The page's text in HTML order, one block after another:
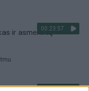
00:23:57
ir asmeninių